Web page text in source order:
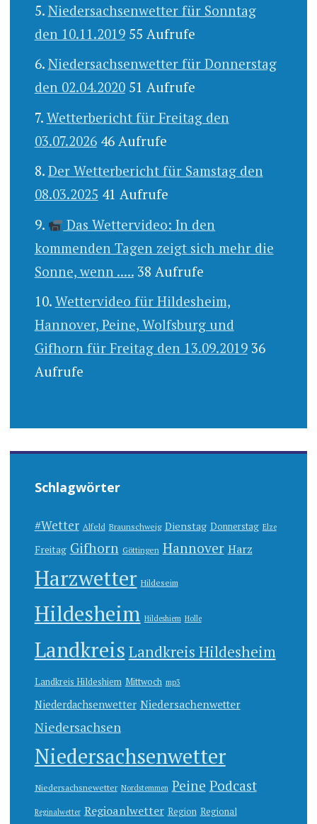
Niedersachsenwetter für Sonntag
den 10.11.2019 55 Aufrufe
Niedersachsenwetter für Donnerstag
den 02.04.2020 51 Aufrufe
Wetterbericht für Freitag den
03.07.2026 46 Aufrufe
Der Wetterbericht für Samstag den
08.03.2025 41 Aufrufe
Das Wettervideo: In den
kommenden Tagen zeigt sich mehr die
Sonne, wenn ..... 38 Aufrufe
Wettervideo für Hildesheim,
Hannover, Peine, Wolfsburg und
Gifhorn für Freitag den 13.09.2019 36
Aufrufe
Schlagwörter
#Wetter Alfeld Braunschweig Dienstag Donnerstag Elze
Freitag Gifhorn Göttingen Hannover Harz
Harzwetter Hildeseim
Hildesheim Hildeshiem Holle
Landkreis Landkreis Hildesheim
Landkreis Hildeshiem Mittwoch mp3
Niederdachsenwetter Niedersachenwetter
Niedersachsen
Niedersachsenwetter
Niedersachsnewetter Nordstemmen Peine Podcast
Reginalwetter Regioanlwetter Region Regional